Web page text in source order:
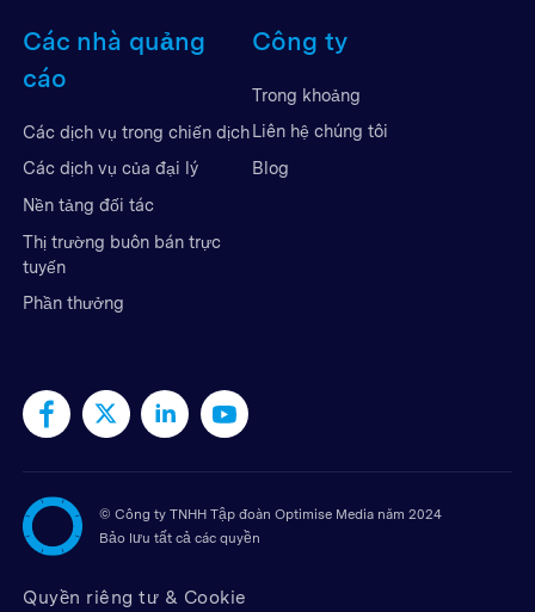
Các nhà quảng
cáo
Các dịch vụ trong chiến dịch
Các dịch vụ của đại lý
Nền tảng đối tác
Thị trường buôn bán trực
tuyến
Phần thưởng
Công ty
Trong khoảng
Liên hệ chúng tôi
Blog
© Công ty TNHH Tập đoàn Optimise Media năm 2024
Bảo lưu tất cả các quyền
Quyền riêng tư & Cookie